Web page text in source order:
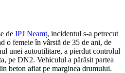
de IPJ Neamț, incidentul s-a petrecut
o femeie în vârstă de 35 de ani, de
unei autoutilitare, a pierdut controlul
pe DN2. Vehiculul a părăsit partea
beton aflat pe marginea drumului.